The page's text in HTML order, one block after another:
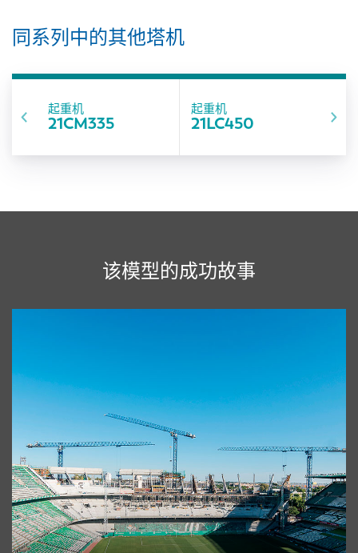
同系列中的其他塔机
起重机
21CM335
起重机
21LC450
该模型的成功故事